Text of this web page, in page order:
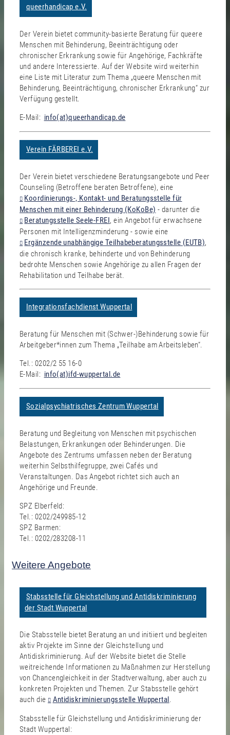
queerhandicap e.V.
Der Verein bietet community-basierte Beratung für queere
Menschen mit Behinderung, Beeinträchtigung oder
chronischer Erkrankung sowie für Angehörige, Fachkräfte
und andere Interessierte. Auf der Website wird weiterhin
eine Liste mit Literatur zum Thema „queere Menschen mit
Behinderung, Beeinträchtigung, chronischer Erkrankung“ zur
Verfügung gestellt.
E-Mail: info(at)queerhandicap.de
Verein FÄRBEREI e.V.
Der Verein bietet verschiedene Beratungsangebote und Peer
Counseling (Betroffene beraten Betroffene), eine
Koordinierungs-, Kontakt- und Beratungsstelle für
Menschen mit einer Behinderung (KoKoBe) - darunter die
Beratungsstelle Seele-FREI, ein Angebot für erwachsene
Personen mit Intelligenzminderung - sowie eine
Ergänzende unabhängige Teilhabeberatungsstelle (EUTB),
die chronisch kranke, behinderte und von Behinderung
bedrohte Menschen sowie Angehörige zu allen Fragen der
Rehabilitation und Teilhabe berät.
Integrationsfachdienst Wuppertal
Beratung für Menschen mit (Schwer-)Behinderung sowie für
Arbeitgeber*innen zum Thema „Teilhabe am Arbeitsleben“.
Tel.: 0202/2 55 16-0
E-Mail: info(at)ifd-wuppertal.de
Sozialpsychiatrisches Zentrum Wuppertal
Beratung und Begleitung von Menschen mit psychischen
Belastungen, Erkrankungen oder Behinderungen. Die
Angebote des Zentrums umfassen neben der Beratung
weiterhin Selbsthilfegruppe, zwei Cafés und
Veranstaltungen. Das Angebot richtet sich auch an
Angehörige und Freunde.
SPZ Elberfeld:
Tel.: 0202/249985-12
SPZ Barmen:
Tel.: 0202/283208-11
Weitere Angebote
Stabsstelle für Gleichstellung und Antidiskriminierung
der Stadt Wuppertal
Die Stabsstelle bietet Beratung an und initiiert und begleiten
aktiv Projekte im Sinne der Gleichstellung und
Antidiskriminierung. Auf der Website bietet die Stelle
weitreichende Informationen zu Maßnahmen zur Herstellung
von Chancengleichkeit in der Stadtverwaltung, aber auch zu
konkreten Projekten und Themen. Zur Stabsstelle gehört
auch die
Antidiskriminierungsstelle Wuppertal.
Stabsstelle für Gleichstellung und Antidiskriminierung der
Stadt Wuppertal: